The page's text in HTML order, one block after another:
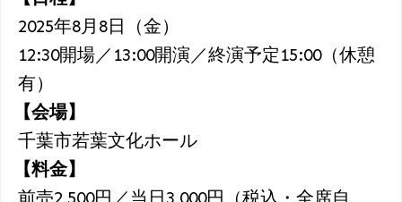
2025年8月8日（金）
12:30開場／13:00開演／終演予定15:00（休憩
有）
【会場】
千葉市若葉文化ホール
【料金】